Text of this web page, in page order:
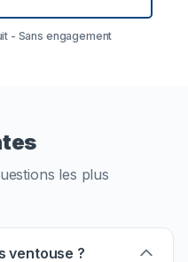
- Sans engagement
les plus
ventouse ?